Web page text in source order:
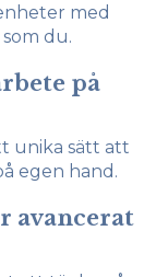
med
du.
på
unika sätt att
egen hand.
avancerat